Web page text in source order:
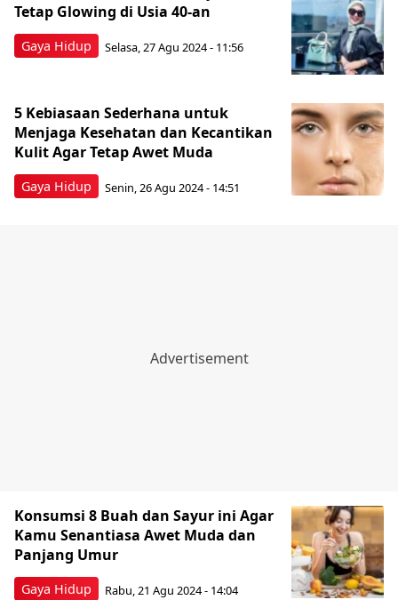
Gaya Hidup
Tetap Glowing di Usia 40-an
Selasa, 27 Agu 2024 - 11:56
Gaya Hidup
5 Kebiasaan Sederhana untuk
Menjaga Kesehatan dan Kecantikan
Kulit Agar Tetap Awet Muda
Senin, 26 Agu 2024 - 14:51
Gaya Hidup
Konsumsi 8 Buah dan Sayur ini Agar
Kamu Senantiasa Awet Muda dan
Panjang Umur
Rabu, 21 Agu 2024 - 14:04